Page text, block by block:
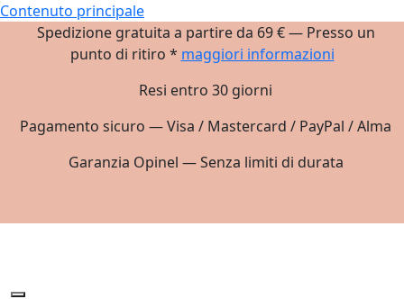
Contenuto principale
Spedizione gratuita a partire da 69 € — Presso un
punto di ritiro * maggiori informazioni
Resi entro 30 giorni
Pagamento sicuro — Visa / Mastercard / PayPal / Alma
Garanzia Opinel — Senza limiti di durata